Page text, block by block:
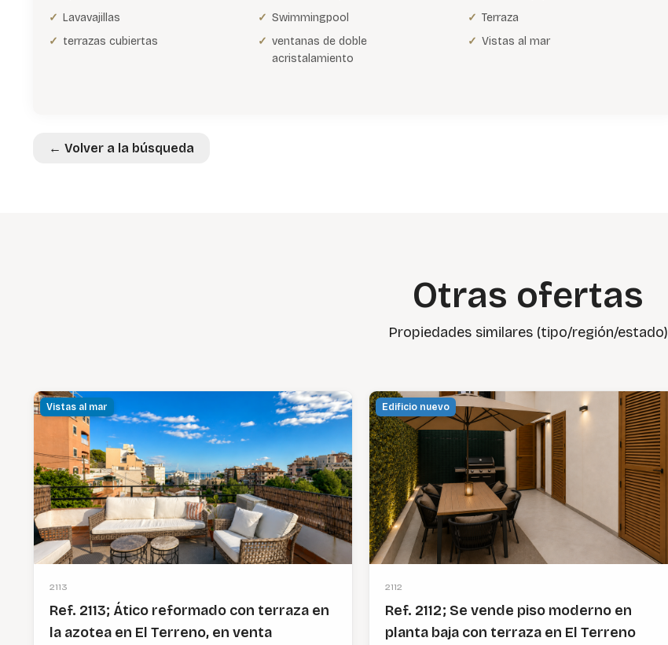
Lavavajillas
Swimmingpool
Terraza
terrazas cubiertas
ventanas de doble
acristalamiento
Vistas al mar
← Volver a la búsqueda
Otras ofertas
Propiedades similares (tipo/región/estado)
Vistas al mar
2113
Ref. 2113; Ático reformado con terraza en
la azotea en El Terreno, en venta
Edificio nuevo
2112
Ref. 2112; Se vende piso moderno en
planta baja con terraza en El Terreno